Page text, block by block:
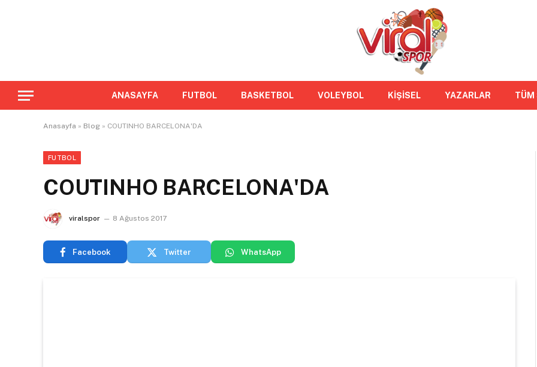
ANASAYFA FUTBOL BASKETBOL VOLEYBOL KİŞİSEL YAZARLAR TÜM
Anasayfa » Blog » COUTINHO BARCELONA'DA
FUTBOL
COUTINHO BARCELONA'DA
viralspor 8 Ağustos 2017
Facebook Twitter WhatsApp